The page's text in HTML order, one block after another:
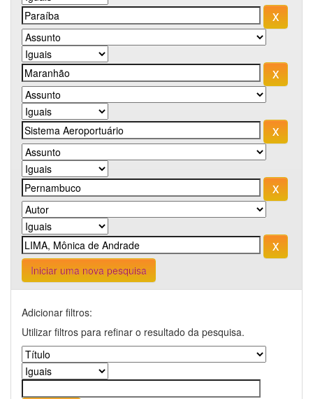
Iniciar uma nova pesquisa
Adicionar filtros:
Utilizar filtros para refinar o resultado da pesquisa.